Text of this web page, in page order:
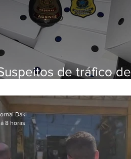
de tráfico de
com 50 aves
Daki
8 horas